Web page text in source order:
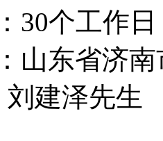
30个工作日
山东省济南
建泽先生